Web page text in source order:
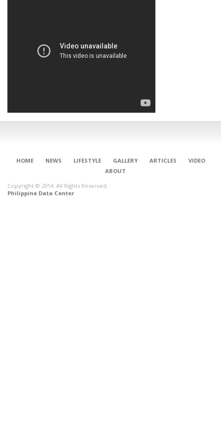
HOME NEWS LIFESTYLE GALLERY ARTICLES
VIDEO
ABOUT
Copyright © 2014. All Rights Reserved.
Philippine Data Center